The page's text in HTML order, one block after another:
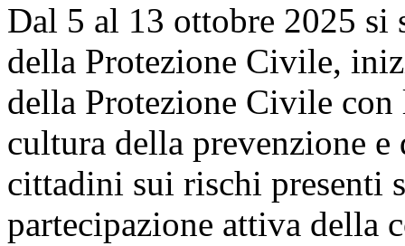
Dal 5 al 13 ottobre 2025 si
della Protezione Civile,
della Protezione Civile
cultura della prevenzione
cittadini sui rischi presenti
partecipazione attiva